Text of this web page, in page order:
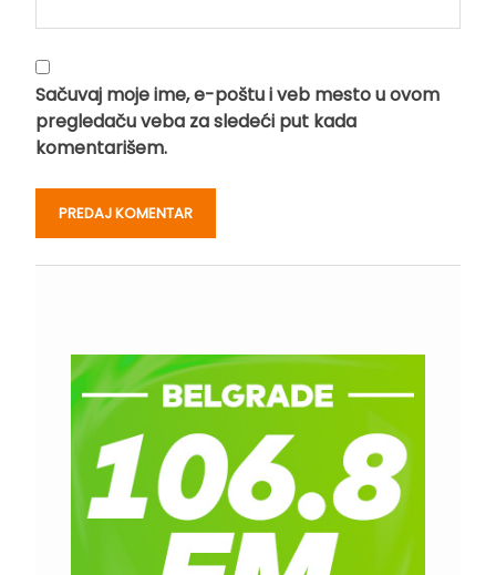
Sačuvaj moje ime, e-poštu i veb mesto u ovom
pregledaču veba za sledeći put kada
komentarišem.